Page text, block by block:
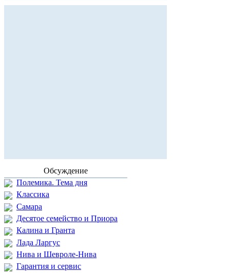
Обсуждение
Полемика. Тема дня
Классика
Самара
Десятое семейство и Приора
Калина и Гранта
Лада Ларгус
Нива и Шевроле-Нива
Гарантия и сервис